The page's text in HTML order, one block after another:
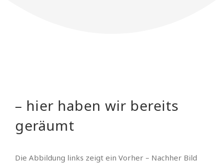
– hier haben wir bereits
geräumt
Die Abbildung links zeigt ein Vorher – Nachher Bild